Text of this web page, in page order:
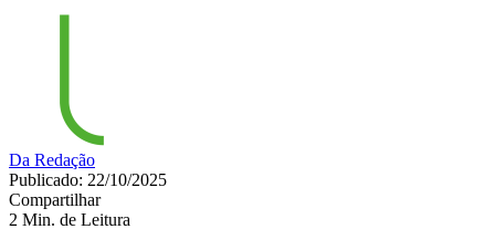
Da Redação
Publicado: 22/10/2025
Compartilhar
2 Min. de Leitura